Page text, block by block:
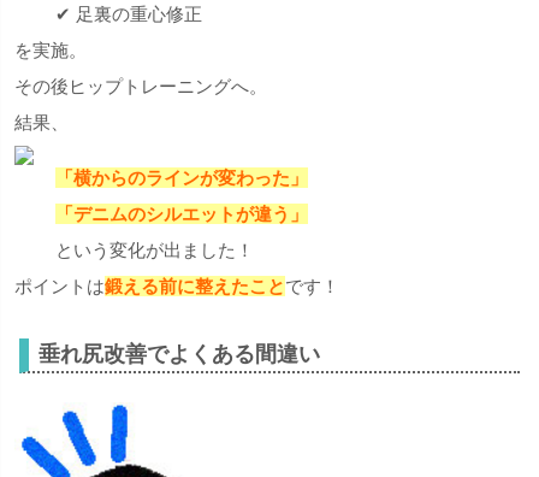
✔ 足裏の重心修正
を実施。
その後ヒップトレーニングへ。
結果、
「横からのラインが変わった」
「デニムのシルエットが違う」
という変化が出ました！
ポイントは鍛える前に整えたことです！
垂れ尻改善でよくある間違い